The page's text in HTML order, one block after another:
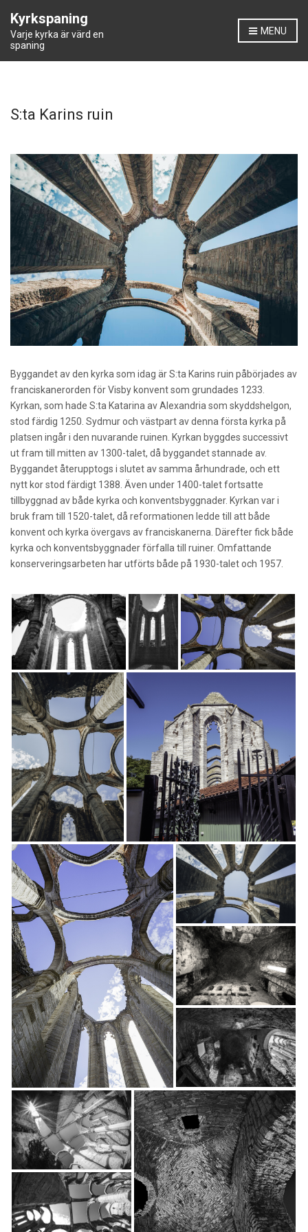
Kyrkspaning
Varje kyrka är värd en
spaning
MENU
S:ta Karins ruin
Byggandet av den kyrka som idag är S:ta Karins ruin påbörjades av
franciskanerorden för Visby konvent som grundades 1233.
Kyrkan, som hade S:ta Katarina av Alexandria som skyddshelgon,
stod färdig 1250. Sydmur och västpart av denna första kyrka på
platsen ingår i den nuvarande ruinen. Kyrkan byggdes successivt
ut fram till mitten av 1300-talet, då byggandet stannade av.
Byggandet återupptogs i slutet av samma århundrade, och ett
nytt kor stod färdigt 1388. Även under 1400-talet fortsatte
tillbyggnad av både kyrka och konventsbyggnader. Kyrkan var i
bruk fram till 1520-talet, då reformationen ledde till att både
konvent och kyrka övergavs av franciskanerna. Därefter fick både
kyrka och konventsbyggnader förfalla till ruiner. Omfattande
konserveringsarbeten har utförts både på 1930-talet och 1957.